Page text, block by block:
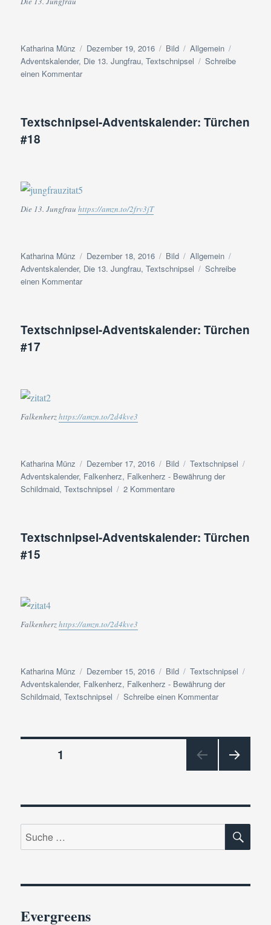
Autor
Katharina Münz
Veröffentlicht
am
Dezember 19, 2016 Format
Bild Kategorien
Allgemein
Adventskalender, Die 13. Jungfrau,Textschnipsel
Schreibe
einen Kommentarzu
#19
Textschnipsel-Adventskalender: Türchen
#18
Die 13. Jungfrauhttps://amzn.to/2frv3jT
Autor
Katharina Münz
Veröffentlicht
am
Dezember 18, 2016 Format
Bild Kategorien
Allgemein
Adventskalender, Die 13. Jungfrau,Textschnipsel
Schreibe
einen Kommentarzu
#18
Textschnipsel-Adventskalender: Türchen
#17
Falkenherzhttps://amzn.to/2d4kve3
Autor
Katharina Münz
Veröffentlicht
am
Dezember 17, 2016 Format
Bild Kategorien
Textschnipsel
Adventskalender, Falkenherz, Falkenherz - Bewährung der
Schildmaid,Textschnipsel 2 Kommentarezu
#17
Textschnipsel-Adventskalender: Türchen
#15
Falkenherzhttps://amzn.to/2d4kve3
Autor
Katharina Münz
Veröffentlicht
am
Dezember 15, 2016 Format
Bild Kategorien
Textschnipsel
Adventskalender, Falkenherz, Falkenherz - Bewährung der
Schildmaid,Textschnipsel Schreibe einen Kommentarzu
Türchen
Beitragsnavigation
1
SEIT
E
Suche
nach:
Evergreens